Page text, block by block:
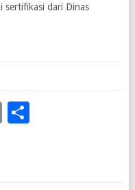
sertifikasi dari Dinas
CopyShare